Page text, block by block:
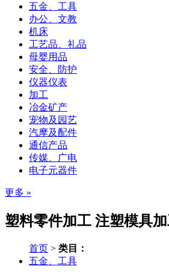
五金、工具
办公、文教
机床
工艺品、礼品
母婴用品
安全、防护
仪器仪表
加工
冶金矿产
宠物及园艺
汽摩及配件
通信产品
传媒、广电
电子元器件
更多 »
塑料零件加工 注塑模具
首页 > 类目：
五金、工具